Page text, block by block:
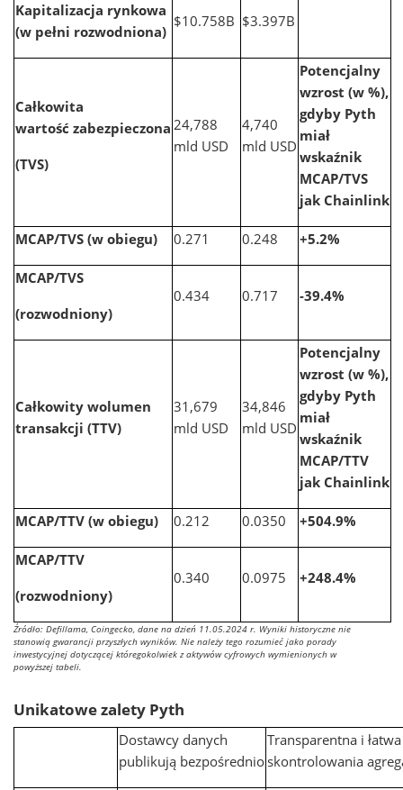
Kapitalizacja rynkowa
(w pełni rozwodniona)
$10.758B $3.397B
Całkowita
wartość zabezpieczona
(TVS)
24,788
mld USD
4,740
mld USD
Potencjalny
wzrost (w %),
gdyby Pyth
miał
wskaźnik
MCAP/TVS
jak Chainlink
MCAP/TVS (w obiegu) 0.271 0.248 +5.2%
MCAP/TVS
(rozwodniony)
0.434 0.717 -39.4%
Całkowity wolumen
transakcji (TTV)
31,679
mld USD
34,846
mld USD
Potencjalny
wzrost (w %),
gdyby Pyth
miał
wskaźnik
MCAP/TTV
jak Chainlink
MCAP/TTV (w obiegu) 0.212 0.0350 +504.9%
MCAP/TTV
(rozwodniony)
0.340 0.0975 +248.4%
Źródło: Defillama, Coingecko, dane na dzień 11.05.2024 r. Wyniki historyczne nie
stanowią gwarancji przyszłych wyników. Nie należy tego rozumieć jako porady
inwestycyjnej dotyczącej któregokolwiek z aktywów cyfrowych wymienionych w
powyższej tabeli.
Unikatowe zalety Pyth
Dostawcy danych
publikują bezpośrednio
Transparentna i
skontrolowania